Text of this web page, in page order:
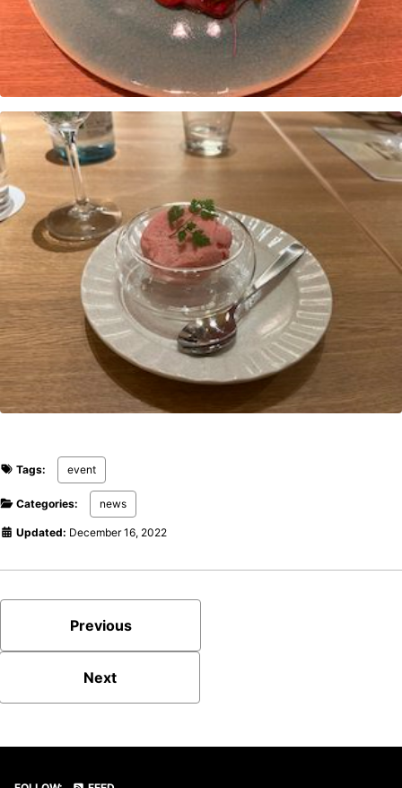
Tags: event
Categories: news
Updated: December 16, 2022
Previous
Next